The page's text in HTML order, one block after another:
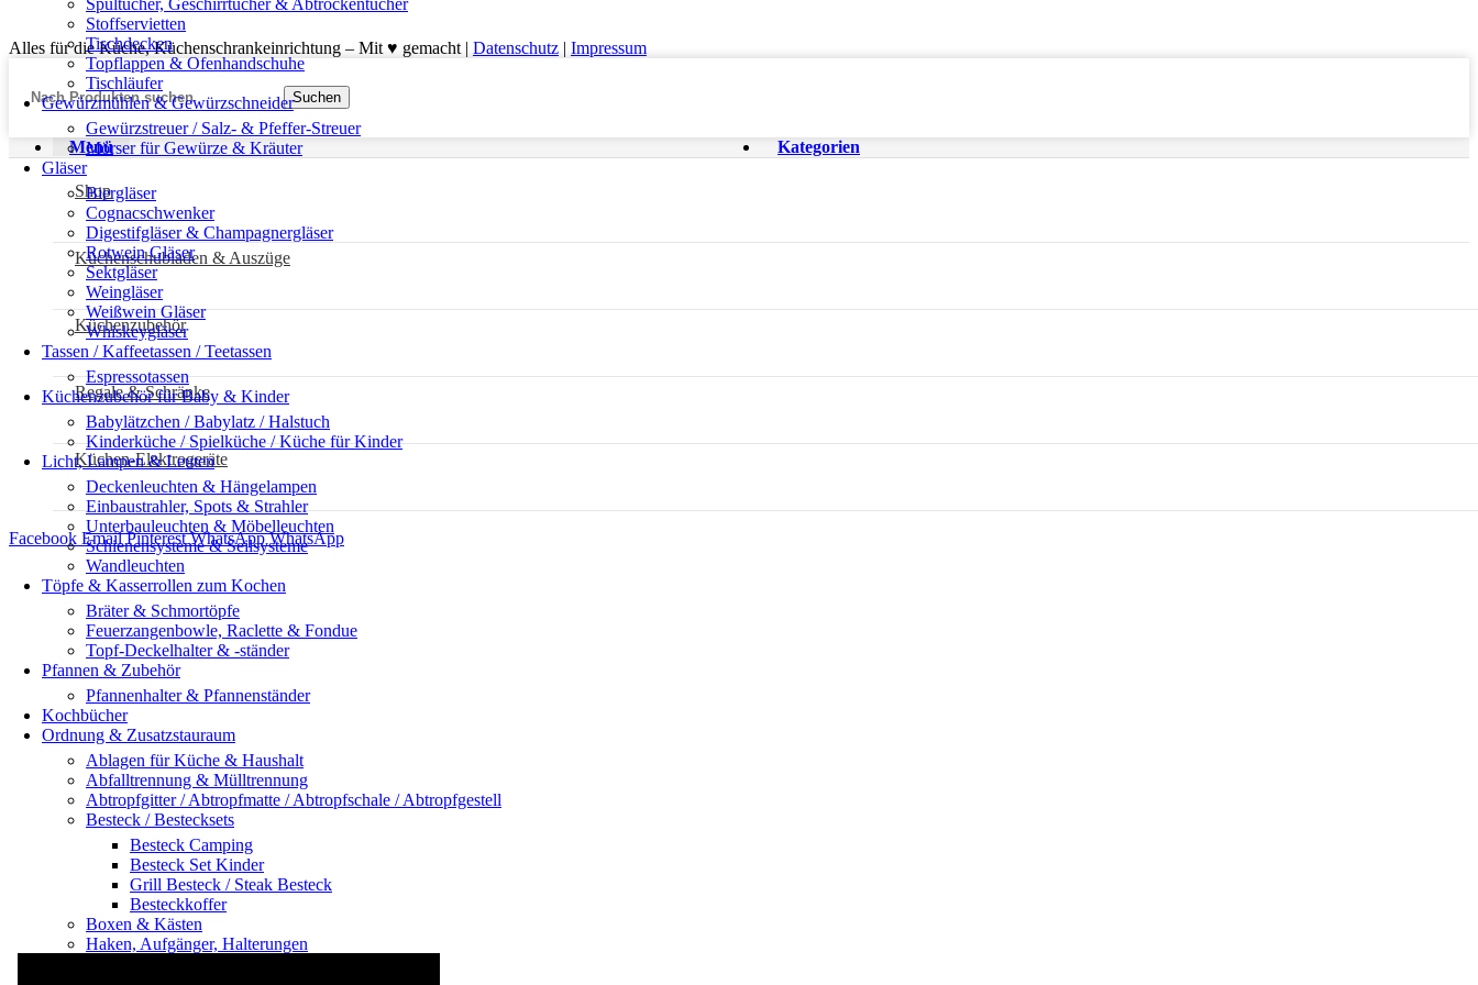
Spültücher, Geschirrtücher & Abtrockentücher
Stoffservietten
Tischdecken
Topflappen & Ofenhandschuhe
Tischläufer
Gewürzmühlen & Gewürzschneider
Gewürzstreuer / Salz- & Pfeffer-Streuer
Mörser für Gewürze & Kräuter
Gläser
Biergläser
Cognacschwenker
Digestifgläser & Champagnergläser
Rotwein Gläser
Sektgläser
Weingläser
Weißwein Gläser
Whiskeygläser
Tassen / Kaffeetassen / Teetassen
Espressotassen
Küchenzubehör für Baby & Kinder
Babylätzchen / Babylatz / Halstuch
Kinderküche / Spielküche / Küche für Kinder
Licht, Lampen & Leuten
Deckenleuchten & Hängelampen
Einbaustrahler, Spots & Strahler
Unterbauleuchten & Möbelleuchten
Schienensysteme & Seilsysteme
Wandleuchten
Töpfe & Kasserrollen zum Kochen
Bräter & Schmortöpfe
Feuerzangenbowle, Raclette & Fondue
Topf-Deckelhalter & -ständer
Pfannen & Zubehör
Pfannenhalter & Pfannenständer
Kochbücher
Ordnung & Zusatzstauraum
Ablagen für Küche & Haushalt
Abfalltrennung & Mülltrennung
Abtropfgitter / Abtropfmatte / Abtropfschale / Abtropfgestell
Besteck / Bestecksets
Besteck Camping
Besteck Set Kinder
Grill Besteck / Steak Besteck
Besteckkoffer
Boxen & Kästen
Haken, Aufgänger, Halterungen
Alles für die Küche, Küchenschrankeinrichtung – Mit ♥ gemacht | Datenschutz | Impressum
Suchen
Menü Kategorien
Shop
Küchenschubladen & Auszüge
Küchenzubehör
Regale & Schränke
Küchen-Elektrogeräte
Facebook Email Pinterest WhatsApp WhatsApp